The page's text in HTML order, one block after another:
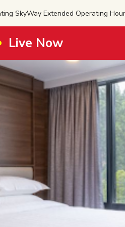
SkyWay Extended Operating
Live Now